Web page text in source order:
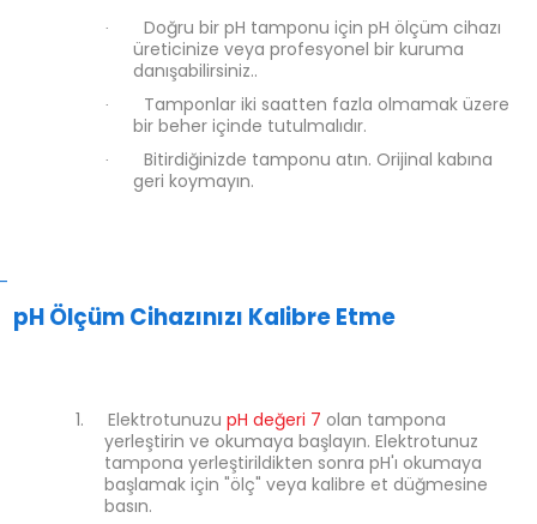
·
Doğru bir pH tamponu için pH ölçüm cihazı
üreticinize veya profesyonel bir kuruma
danışabilirsiniz..
·
Tamponlar iki saatten fazla olmamak üzere
bir beher içinde tutulmalıdır.
·
Bitirdiğinizde tamponu atın. Orijinal kabına
geri koymayın.
-
pH Ölçüm Cihazınızı Kalibre Etme
1. Elektrotunuzu pH değeri 7 olan tampona
yerleştirin ve okumaya başlayın. Elektrotunuz
tampona yerleştirildikten sonra pH'ı okumaya
başlamak için "ölç" veya kalibre et düğmesine
basın.